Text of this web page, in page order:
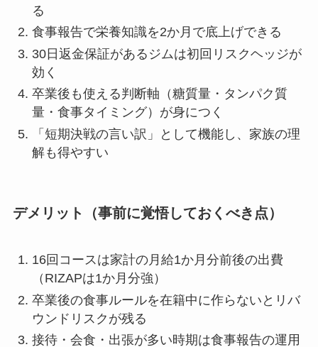
る
食事報告で栄養知識を2か月で底上げできる
30日返金保証があるジムは初回リスクヘッジが
効く
卒業後も使える判断軸（糖質量・タンパク質
量・食事タイミング）が身につく
「短期決戦の言い訳」として機能し、家族の理
解も得やすい
デメリット（事前に覚悟しておくべき点）
16回コースは家計の月給1か月分前後の出費
（RIZAPは1か月分強）
卒業後の食事ルールを在籍中に作らないとリバ
ウンドリスクが残る
接待・会食・出張が多い時期は食事報告の運用